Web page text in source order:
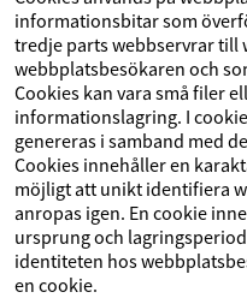
informationsbitar som
tredje parts webbservrar till
webbplatsbesökaren och
Cookies kan vara små filer
informationslagring. I
genereras i samband med
Cookies innehåller en
möjligt att unikt identifiera
anropas igen. En cookie
ursprung och
identiteten hos
en cookie.